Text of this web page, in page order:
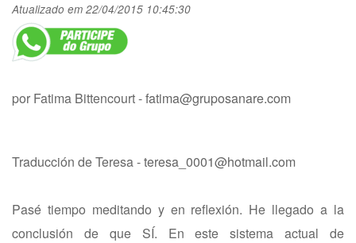
Atualizado em 22/04/2015 10:45:30
por Fatima Bittencourt -fatima@gruposanare.com
Traducción de Teresa -teresa_0001@hotmail.com
Pasé tiempo meditando y en reflexión. He llegado a la
conclusión de que SÍ. En este sistema actual de